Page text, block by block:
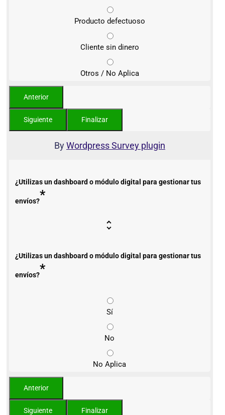
Producto defectuoso
Cliente sin dinero
Otros / No Aplica
ByWordpress Survey plugin
¿Utilizas un dashboard o módulo digital para gestionar tus
envíos?*
¿Utilizas un dashboard o módulo digital para gestionar tus
envíos?*
Sí
No
No Aplica